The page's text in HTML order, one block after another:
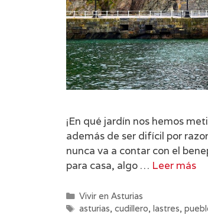
¡En qué jardín nos hemos
además de ser difícil por
nunca va a contar con el
para casa, algo … Leer más
Categorías
Vivir en Asturias
Etiquetas
asturias, cudillero, lastres,